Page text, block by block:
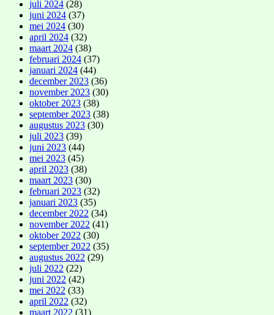
juli 2024 (28)
juni 2024 (37)
mei 2024 (30)
april 2024 (32)
maart 2024 (38)
februari 2024 (37)
januari 2024 (44)
december 2023 (36)
november 2023 (30)
oktober 2023 (38)
september 2023 (38)
augustus 2023 (30)
juli 2023 (39)
juni 2023 (44)
mei 2023 (45)
april 2023 (38)
maart 2023 (30)
februari 2023 (32)
januari 2023 (35)
december 2022 (34)
november 2022 (41)
oktober 2022 (30)
september 2022 (35)
augustus 2022 (29)
juli 2022 (22)
juni 2022 (42)
mei 2022 (33)
april 2022 (32)
maart 2022 (31)